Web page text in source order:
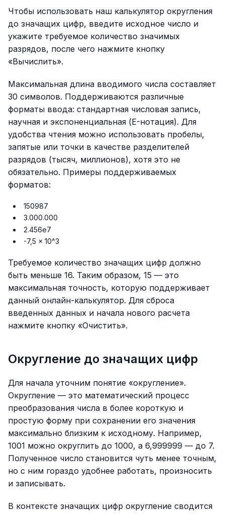
Чтобы использовать наш калькулятор округления
до значащих цифр, введите исходное число и
укажите требуемое количество значимых
разрядов, после чего нажмите кнопку
«Вычислить».
Максимальная длина вводимого числа составляет
30 символов. Поддерживаются различные
форматы ввода: стандартная числовая запись,
научная и экспоненциальная (E-нотация). Для
удобства чтения можно использовать пробелы,
запятые или точки в качестве разделителей
разрядов (тысяч, миллионов), хотя это не
обязательно. Примеры поддерживаемых
форматов:
150987
3.000.000
2.456e7
-7,5 x 10^3
Требуемое количество значащих цифр должно
быть меньше 16. Таким образом, 15 — это
максимальная точность, которую поддерживает
данный онлайн-калькулятор. Для сброса
введенных данных и начала нового расчета
нажмите кнопку «Очистить».
Округление до значащих цифр
Для начала уточним понятие «округление».
Округление — это математический процесс
преобразования числа в более короткую и
простую форму при сохранении его значения
максимально близким к исходному. Например,
1001 можно округлить до 1000, а 6,999999 — до 7.
Полученное число становится чуть менее точным,
но с ним гораздо удобнее работать, произносить
и записывать.
В контексте значащих цифр округление сводится